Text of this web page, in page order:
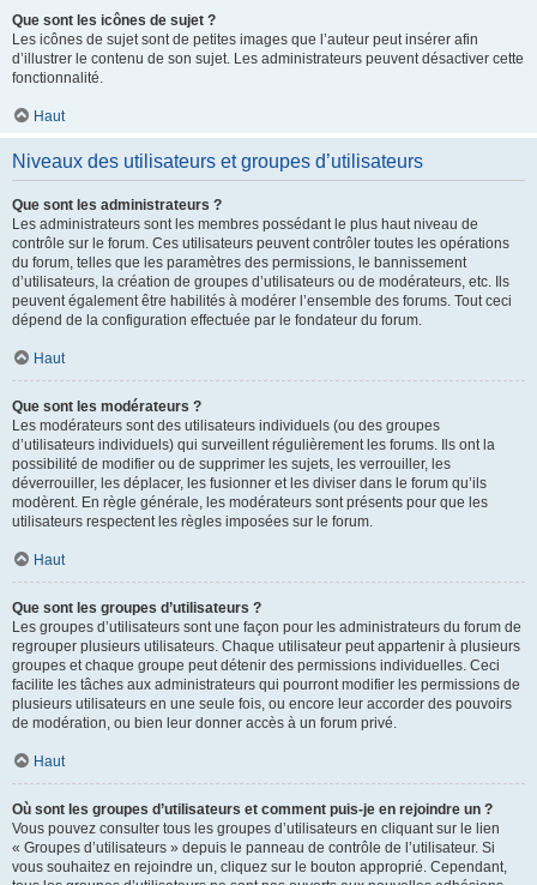
Que sont les icônes de sujet ?
Les icônes de sujet sont de petites images que l’auteur peut insérer afin
d’illustrer le contenu de son sujet. Les administrateurs peuvent désactiver cette
fonctionnalité.
Haut
Niveaux des utilisateurs et groupes d’utilisateurs
Que sont les administrateurs ?
Les administrateurs sont les membres possédant le plus haut niveau de
contrôle sur le forum. Ces utilisateurs peuvent contrôler toutes les opérations
du forum, telles que les paramètres des permissions, le bannissement
d’utilisateurs, la création de groupes d’utilisateurs ou de modérateurs, etc. Ils
peuvent également être habilités à modérer l’ensemble des forums. Tout ceci
dépend de la configuration effectuée par le fondateur du forum.
Haut
Que sont les modérateurs ?
Les modérateurs sont des utilisateurs individuels (ou des groupes
d’utilisateurs individuels) qui surveillent régulièrement les forums. Ils ont la
possibilité de modifier ou de supprimer les sujets, les verrouiller, les
déverrouiller, les déplacer, les fusionner et les diviser dans le forum qu’ils
modèrent. En règle générale, les modérateurs sont présents pour que les
utilisateurs respectent les règles imposées sur le forum.
Haut
Que sont les groupes d’utilisateurs ?
Les groupes d’utilisateurs sont une façon pour les administrateurs du forum de
regrouper plusieurs utilisateurs. Chaque utilisateur peut appartenir à plusieurs
groupes et chaque groupe peut détenir des permissions individuelles. Ceci
facilite les tâches aux administrateurs qui pourront modifier les permissions de
plusieurs utilisateurs en une seule fois, ou encore leur accorder des pouvoirs
de modération, ou bien leur donner accès à un forum privé.
Haut
Où sont les groupes d’utilisateurs et comment puis-je en rejoindre un ?
Vous pouvez consulter tous les groupes d’utilisateurs en cliquant sur le lien
« Groupes d’utilisateurs » depuis le panneau de contrôle de l’utilisateur. Si
vous souhaitez en rejoindre un, cliquez sur le bouton approprié. Cependant,